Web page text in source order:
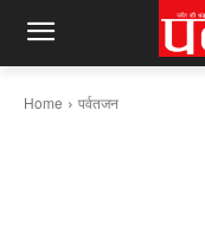
Home पर्वतजन